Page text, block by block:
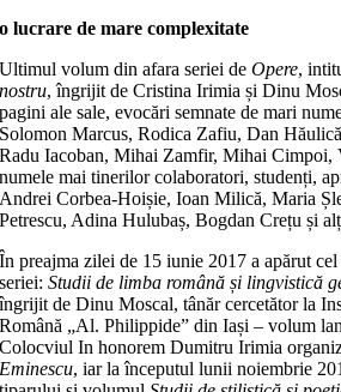
o lucrare de mare complexitate
Ultimul volum din afara seriei de Opere,
nostru, îngrijit de Cristina Irimia și Dinu
pagini ale sale, evocări semnate de mari
Solomon Marcus, Rodica Zafiu, Dan
Radu Iacoban, Mihai Zamfir, Mihai Cimpoi,
numele mai tinerilor colaboratori, studenți,
Andrei Corbea-Hoișie, Ioan Milică, Maria
Petrescu, Adina Hulubaș, Bogdan Crețu și
În preajma zilei de 15 iunie 2017 a apărut
seriei:Studii de limba română și lingvistică
îngrijit de Dinu Moscal, tânăr cercetător la
Română „Al. Philippide” din Iași – volum
Colocviul In honorem Dumitru Irimia
Eminescu, iar la începutul lunii noiembrie